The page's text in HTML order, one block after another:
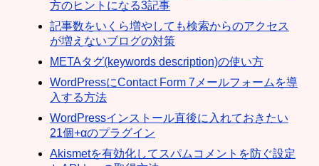
方のヒントになる3記事
記事数をいくら増やしても検索からのアクセス
が増えないブログの対策
METAタグ(keywords description)の使い方
WordPressにContact Form 7メールフォームを導
入する方法
WordPressインストール直後に入れておきたい
21個+αのプラグイン
Akismetを有効化してスパムコメントを防ぐ設定